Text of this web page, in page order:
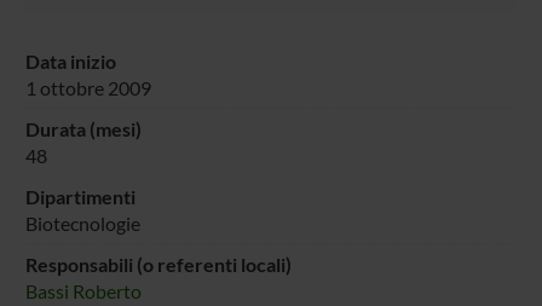
Data inizio
1 ottobre 2009
Durata (mesi)
48
Dipartimenti
Biotecnologie
Responsabili (o referenti locali)
Bassi Roberto